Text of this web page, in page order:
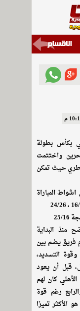
بكأس بطولة
البحرين واختتمت
حيث تمكن
المباراة
16
منذ البداية
فريق يضم بين
التسديد،
قبل أن يعود
كان لهم
رغم قوة
الأكثر تميزا